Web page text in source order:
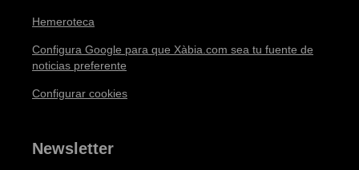
Hemeroteca
Configura Google para que Xàbia.com sea tu fuente de
noticias preferente
Configurar cookies
Newsletter